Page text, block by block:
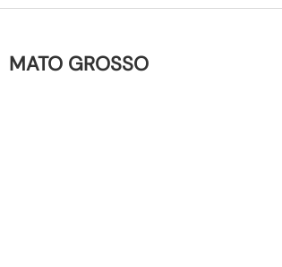
MATO GROSSO